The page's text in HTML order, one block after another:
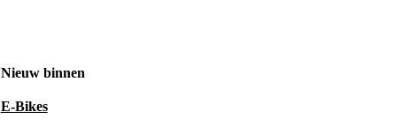
Nieuw binnen
E-Bikes